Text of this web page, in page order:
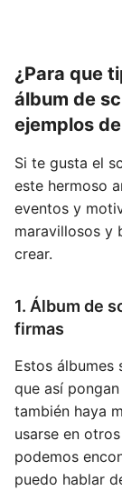
¿Para que
álbum de
ejemplos
Si te gusta el
este hermoso
eventos y
maravillosos y
crear.
1. Álbum de
firmas
Estos álbumes
que así
también haya
usarse en
podemos
puedo hablar